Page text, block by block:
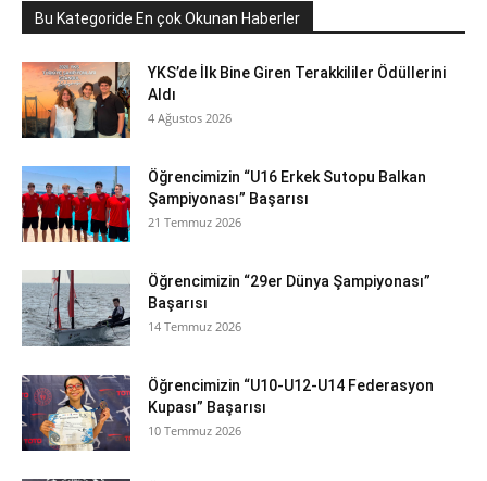
Bu Kategoride En çok Okunan Haberler
YKS’de İlk Bine Giren Terakkililer Ödüllerini
Aldı
4 Ağustos 2026
Öğrencimizin “U16 Erkek Sutopu Balkan
Şampiyonası” Başarısı
21 Temmuz 2026
Öğrencimizin “29er Dünya Şampiyonası”
Başarısı
14 Temmuz 2026
Öğrencimizin “U10-U12-U14 Federasyon
Kupası” Başarısı
10 Temmuz 2026